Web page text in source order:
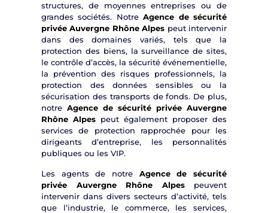
structures, de moyennes entreprises ou de
grandes sociétés. NotreAgence de sécurité
privée Auvergne Rhône Alpes peut intervenir
dans des domaines variés, tels que la
protection des biens, la surveillance de sites,
le contrôle d’accès, la sécurité événementielle,
la prévention des risques professionnels, la
protection des données sensibles ou la
sécurisation des transports de fonds. De plus,
notre Agence de sécurité privée Auvergne
Rhône Alpes peut également proposer des
services de protection rapprochée pour les
dirigeants d’entreprise, les personnalités
publiques ou les VIP.
Les agents de notre Agence de sécurité
privée Auvergne Rhône Alpespeuvent
intervenir dans divers secteurs d’activité, tels
que l’industrie, le commerce, les services,